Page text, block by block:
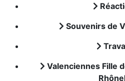
Souvenirs de
Valenciennes Fille